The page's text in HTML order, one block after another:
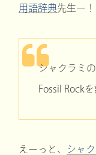
用語辞典先生ー！
シャクラミ
Fossil Rockを
えーっと、 シャ